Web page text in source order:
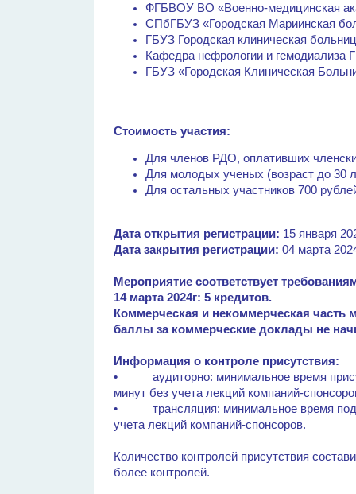
ФГБВОУ ВО «Военно-медицинская
СПбГБУЗ «Городская Мариинская
ГБУЗ Городская клиническая
Кафедра нефрологии и
ГБУЗ «Городская Клиническая
Стоимость участия:
Для членов РДО, оплативших
Для молодых ученых (возраст до 30
Для остальных участников 700
Дата открытия регистрации: 15 января
Дата закрытия регистрации: 04 марта
Мероприятие соответствует
14 марта 2024г: 5 кредитов.
Коммерческая и некоммерческая
баллы за коммерческие доклады не
Информация о контроле присутствия:
•
аудиторно: минимальное время
минут без учета лекций компаний-
• трансляция: минимальное время
учета лекций компаний-спонсоров.
Количество контролей присутствия
более контролей.